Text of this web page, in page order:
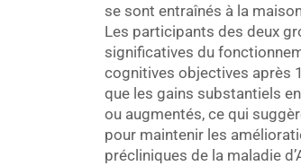
se sont entraînés à la
Les participants des deux
significatives du
cognitives objectives après
que les gains substantiels
ou augmentés, ce qui
pour maintenir les
précliniques de la maladie